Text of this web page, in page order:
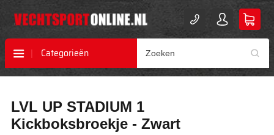
Categorieën
naar
het
einde
naar
het
begin
LVL UP STADIUM 1
Kickboksbroekje - Zwart